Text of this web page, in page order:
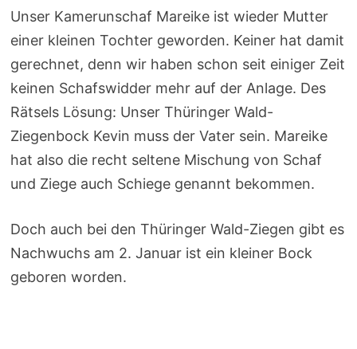
Unser Kamerunschaf Mareike ist wieder Mutter
einer kleinen Tochter geworden. Keiner hat damit
gerechnet, denn wir haben schon seit einiger Zeit
keinen Schafswidder mehr auf der Anlage. Des
Rätsels Lösung: Unser Thüringer Wald-
Ziegenbock Kevin muss der Vater sein. Mareike
hat also die recht seltene Mischung von Schaf
und Ziege auch Schiege genannt bekommen.
Doch auch bei den Thüringer Wald-Ziegen gibt es
Nachwuchs am 2. Januar ist ein kleiner Bock
geboren worden.